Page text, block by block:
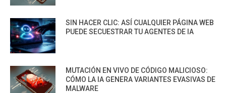
SIN HACER CLIC: ASÍ CUALQUIER PÁGINA WEB
PUEDE SECUESTRAR TU AGENTES DE IA
MUTACIÓN EN VIVO DE CÓDIGO MALICIOSO:
CÓMO LA IA GENERA VARIANTES EVASIVAS DE
MALWARE